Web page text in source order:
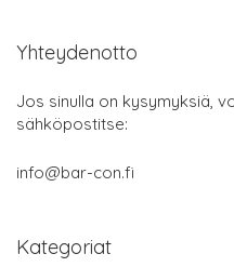
Yhteydenotto
Jos sinulla on kysymyksiä,
sähköpostitse:
info@bar-con.fi
Kategoriat